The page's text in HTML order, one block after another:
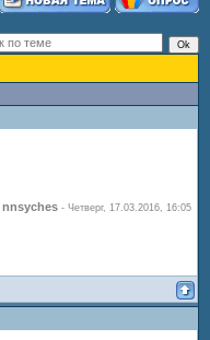
nnsyches - Четверг, 17.03.2016, 16:05